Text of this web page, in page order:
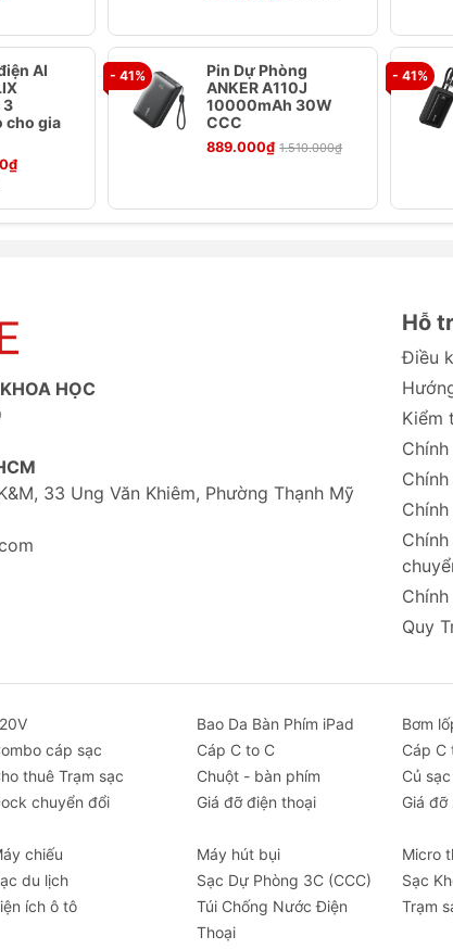
cao cấp, mang lại sự chắc chắn, khả năng
đảm bảo tuổi thọ sử dụng lâu dài.
độ cao:
Bên cạnh khả năng sạc mạnh mẽ, cáp còn
giúp bạn sao chép tài liệu, hình ảnh và video
C to 2C 2-in-1
140W
Lên đến 480Mbps
Các thiết bị sử dụng cổng USB-C như laptop, máy
minh, tai nghe.
gặp)
hỏi thường gặp về cáp sạc nhanh C to 2C 2-in-1
lúc, công suất 140W được chia như thế nào?
bị, tổng công suất 140W sẽ được chia sẻ thông
lượng của mỗi thiết bị được kết nối. Cáp không
AI
3
cho gia
- 41%
Pin Dự Phòng
ANKER A110J
10000mAh 30W
CCC
889.000₫ 1.510.000₫
- 41%
HỌC
33 Ung Văn Khiêm, Phường Thạnh Mỹ
Hỗ
Điều
Kiểm
Quy
Bao Da Bàn Phím iPad Bơm
cáp sạc Cáp C to C Cáp C
thuê Trạm sạc Chuột - bàn phím Củ sạc
chuyển đổi Giá đỡ điện thoại Giá đỡ
chiếu Máy hút bụi Micro
du lịch Sạc Dự Phòng 3C (CCC) Sạc
ích ô tô
Túi Chống Nước Điện
Thoại
Trạm